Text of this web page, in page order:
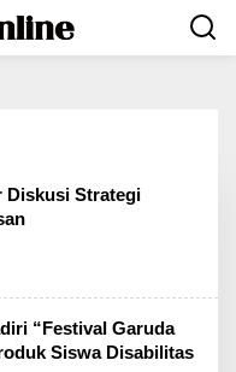
Diskusi Strategi
“Festival Garuda
Siswa Disabilitas